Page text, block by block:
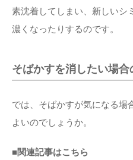
素沈着してしまい、新しいシ
濃くなったりするのです。
そばかすを消したい場合
では、そばかすが気になる場
よいのでしょうか。
■関連記事はこちら